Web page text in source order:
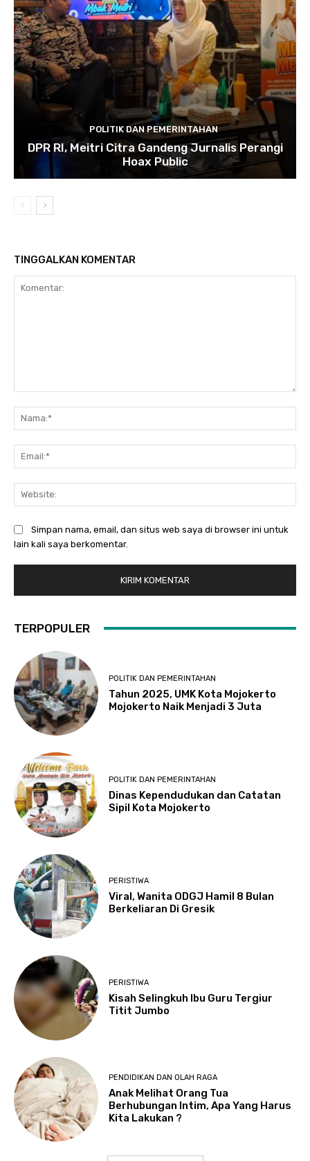
POLITIK DAN PEMERINTAHAN
DPR RI, Meitri Citra Gandeng Jurnalis Perangi
Hoax Public
TINGGALKAN KOMENTAR
Simpan nama, email, dan situs web saya di browser ini untuk
lain kali saya berkomentar.
TERPOPULER
POLITIK DAN PEMERINTAHAN
Tahun 2025, UMK Kota Mojokerto
Mojokerto Naik Menjadi 3 Juta
POLITIK DAN PEMERINTAHAN
Dinas Kependudukan dan Catatan
Sipil Kota Mojokerto
PERISTIWA
Viral, Wanita ODGJ Hamil 8 Bulan
Berkeliaran Di Gresik
PERISTIWA
Kisah Selingkuh Ibu Guru Tergiur
Titit Jumbo
PENDIDIKAN DAN OLAH RAGA
Anak Melihat Orang Tua
Berhubungan Intim, Apa Yang Harus
Kita Lakukan ?